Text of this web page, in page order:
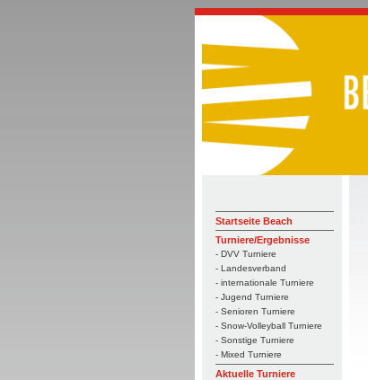
Startseite Beach
Turniere/Ergebnisse
- DVV Turniere
- Landesverband
- internationale Turniere
- Jugend Turniere
- Senioren Turniere
- Snow-Volleyball Turniere
- Sonstige Turniere
- Mixed Turniere
Aktuelle Turniere